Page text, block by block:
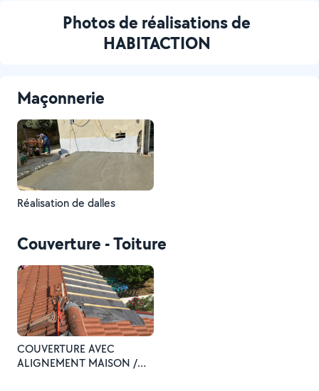
Photos de réalisations de
HABITACTION
Maçonnerie
Réalisation de dalles
Couverture - Toiture
COUVERTURE AVEC
ALIGNEMENT MAISON /